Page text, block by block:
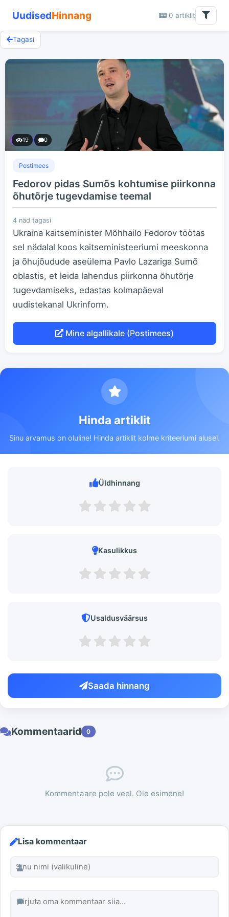
UudisedHinnang 0 artiklit
Tagasi
19 0
Postimees
Fedorov pidas Sumõs kohtumise piirkonna
õhutõrje tugevdamise teemal
4 näd tagasi
Ukraina kaitseminister Mõhhailo Fedorov töötas
sel nädalal koos kaitseministeeriumi meeskonna
ja õhujõudude aseülema Pavlo Lazariga Sumõ
oblastis, et leida lahendus piirkonna õhutõrje
tugevdamiseks, edastas kolmapäeval
uudistekanal Ukrinform.
Mine algallikale (Postimees)
Hinda artiklit
Sinu arvamus on oluline! Hinda artiklit kolme kriteeriumi alusel.
Üldhinnang
Kasulikkus
Usaldusväärsus
Saada hinnang
Kommentaarid 0
Kommentaare pole veel. Ole esimene!
Lisa kommentaar